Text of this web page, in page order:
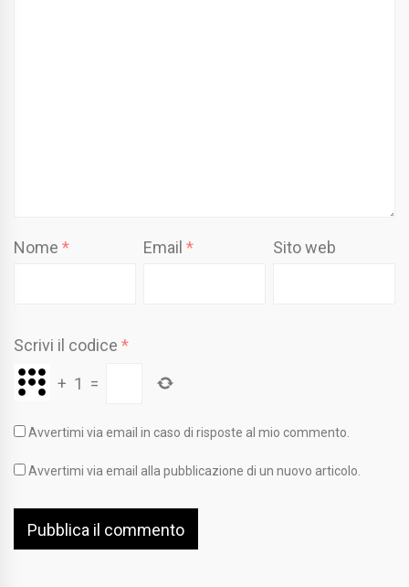
Nome * Email* Sito web
Scrivi il codice *
+ 1 =
Avvertimi via email in caso di risposte al mio commento.
Avvertimi via email alla pubblicazione di un nuovo articolo.